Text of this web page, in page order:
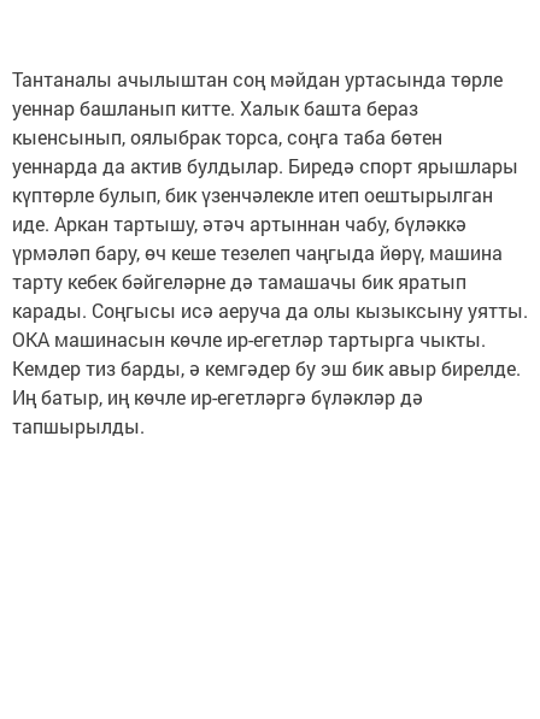
Тантаналы ачылыштан соң мәйдан уртасында төрле
уеннар башланып китте. Халык башта бераз
кыенсынып, оялыбрак торса, соңга таба бөтен
уеннарда да актив булдылар. Биредә спорт ярышлары
күптөрле булып, бик үзенчәлекле итеп оештырылган
иде. Аркан тартышу, әтәч артыннан чабу, бүләккә
үрмәләп бару, өч кеше тезелеп чаңгыда йөрү, машина
тарту кебек бәйгеләрне дә тамашачы бик яратып
карады. Соңгысы исә аеруча да олы кызыксыну уятты.
ОКА машинасын көчле ир-егетләр тартырга чыкты.
Кемдер тиз барды, ә кемгәдер бу эш бик авыр бирелде.
Иң батыр, иң көчле ир-егетләргә бүләкләр дә
тапшырылды.